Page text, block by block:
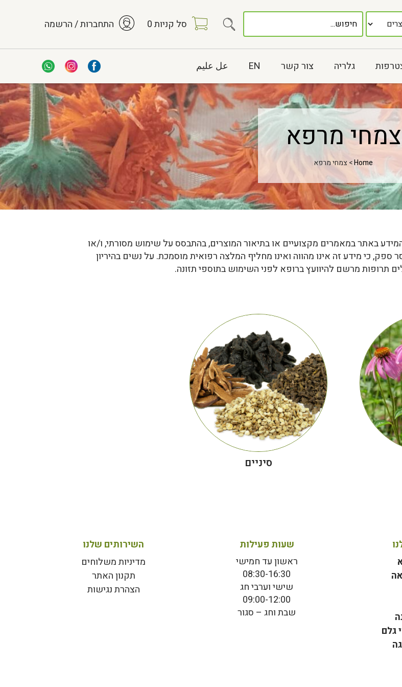
סל קניות0 התחברות / הרשמה
גלריה צור קשר EN عل عليم
צמחי מרפא
Home> צמחי מרפא
באתר במאמרים מקצועיים או בתיאור המוצרים, בהתבסס על שימוש מסורתי, ו/או
ספק, כי מידע זה אינו מהווה ואינו מחליף המלצה רפואית מוסמכת. על נשים בהיריון
תרופות מרשם להיוועץ ברופא לפני השימוש בתוספי תזונה.
סיניים
גלם
שעות פעילות
ראשון עד חמישי
08:30-16:30
שישי וערבי חג
09:00-12:00
שבת וחג – סגור
השירותים שלנו
מדיניות משלוחים
תקנון האתר
הצהרת נגישות